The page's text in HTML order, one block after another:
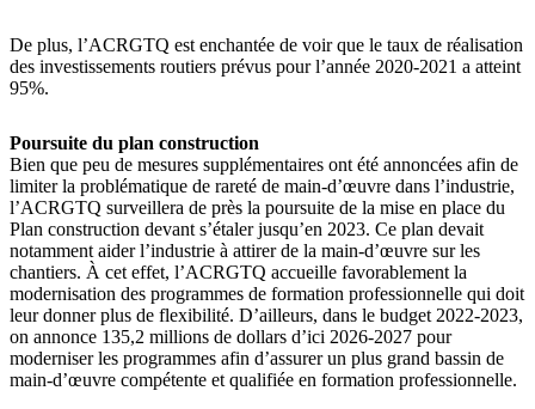
De plus, l’ACRGTQ est enchantée de voir que le taux de réalisation
des investissements routiers prévus pour l’année 2020-2021 a atteint
95%.
Poursuite du plan construction
Bien que peu de mesures supplémentaires ont été annoncées afin de
limiter la problématique de rareté de main-d’œuvre dans l’industrie,
l’ACRGTQ surveillera de près la poursuite de la mise en place du
Plan construction devant s’étaler jusqu’en 2023. Ce plan devait
notamment aider l’industrie à attirer de la main-d’œuvre sur les
chantiers. À cet effet, l’ACRGTQ accueille favorablement la
modernisation des programmes de formation professionnelle qui doit
leur donner plus de flexibilité. D’ailleurs, dans le budget 2022-2023,
on annonce 135,2 millions de dollars d’ici 2026-2027 pour
moderniser les programmes afin d’assurer un plus grand bassin de
main-d’œuvre compétente et qualifiée en formation professionnelle.